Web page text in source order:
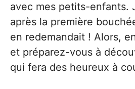
avec mes petits-enfants.
après la première
en redemandait ! Alors,
et préparez-vous à
qui fera des heureux à